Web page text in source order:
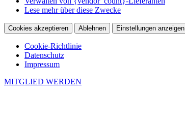
Lese mehr über diese Zwecke
Cookies akzeptieren Ablehnen Einstellungen anzeigen
Cookie-Richtlinie
Datenschutz
Impressum
MITGLIED WERDEN